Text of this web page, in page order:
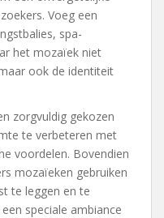
Voeg een
spa-
het mozaïek niet
ook de identiteit
zorgvuldig gekozen
te verbeteren met
voordelen. Bovendien
mozaïeken gebruiken
te leggen en te
speciale ambiance